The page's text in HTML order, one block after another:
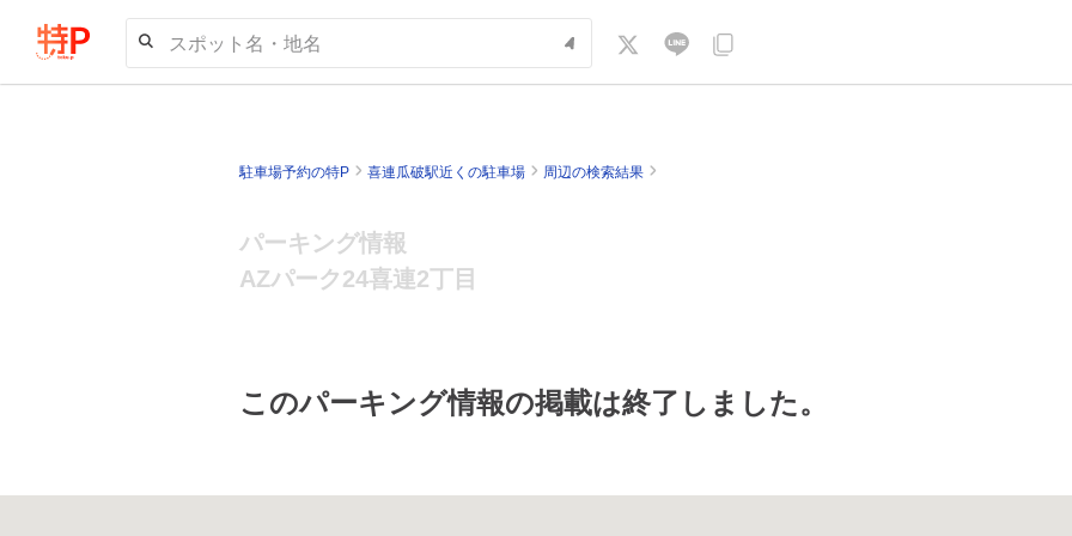
スポット名・地名
駐車場予約の特P 喜連瓜破駅近くの駐車場 周辺の検索結果
パーキング情報
AZパーク24喜連2丁目
このパーキング情報の掲載は終了しました。